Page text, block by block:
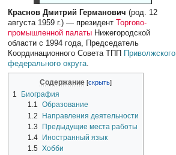
Краснов Дмитрий Германович (род. 12
августа 1959 г.) — президентТоргово-
промышленной палаты Нижегородской
области с 1994 года, Председатель
Координационного Совета ТПП Приволжского
федерального округа.
Содержание
1
Биография
1.1 Образование
1.2
Направления деятельности
1.3
Предыдущие места работы
1.4
Иностранный язык
1.5 Хобби